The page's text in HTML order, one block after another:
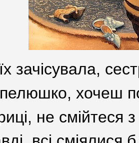
зачісувала,
хочеш
не смійтеся